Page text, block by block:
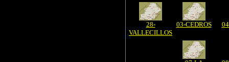
28-
VALLECILLOS
03-CEDROS